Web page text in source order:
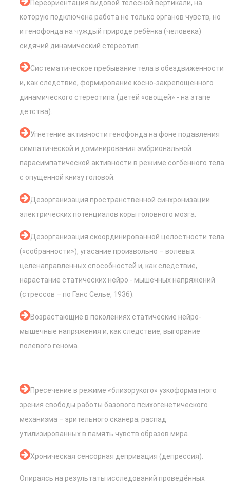
Переориентация видовой телесной вертикали, на
которую подключёна работа не только органов чувств, но
и генофонда на чуждый природе ребёнка (человека)
сидячий динамический стереотип.
Систематическое пребывание тела в обездвиженности
и, как следствие, формирование косно-закрепощённого
динамического стереотипа (детей «овощей» - на этапе
детства).
Угнетение активности генофонда на фоне подавления
симпатической и доминирования эмбриональной
парасимпатической активности в режиме согбенного тела
с опущенной книзу головой.
Дезорганизация пространственной синхронизации
электрических потенциалов коры головного мозга.
Дезорганизация скоординированной целостности тела
(«собранности»), угасание произвольно – волевых
целенаправленных способностей и, как следствие,
нарастание статических нейро - мышечных напряжений
(стрессов – по Ганс Селье, 1936).
Возрастающие в поколениях статические нейро-
мышечные напряжения и, как следствие, выгорание
полевого генома.
Пресечение в режиме «близорукого» узкоформатного
зрения свободы работы базового психогенетического
механизма – зрительного сканера; распад
утилизированных в память чувств образов мира.
Хроническая сенсорная депривация (депрессия).
Опираясь на результаты исследований проведённых